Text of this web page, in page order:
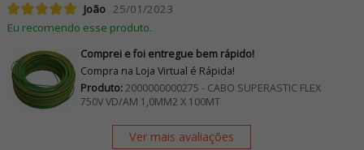
João 25/01/2023
Eu recomendo esse produto.
Comprei e foi entregue bem rápido!
Compra na Loja Virtual é Rápida!
Produto:2000000000275 - CABO SUPERASTIC FLEX
750V VD/AM 1,0MM2 X 100MT
Ver mais avaliações